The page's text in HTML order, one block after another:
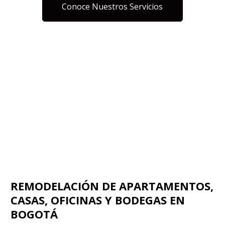
Conoce Nuestros Servicios
REMODELACIÓN DE APARTAMENTOS,
CASAS, OFICINAS Y BODEGAS EN
BOGOTÁ